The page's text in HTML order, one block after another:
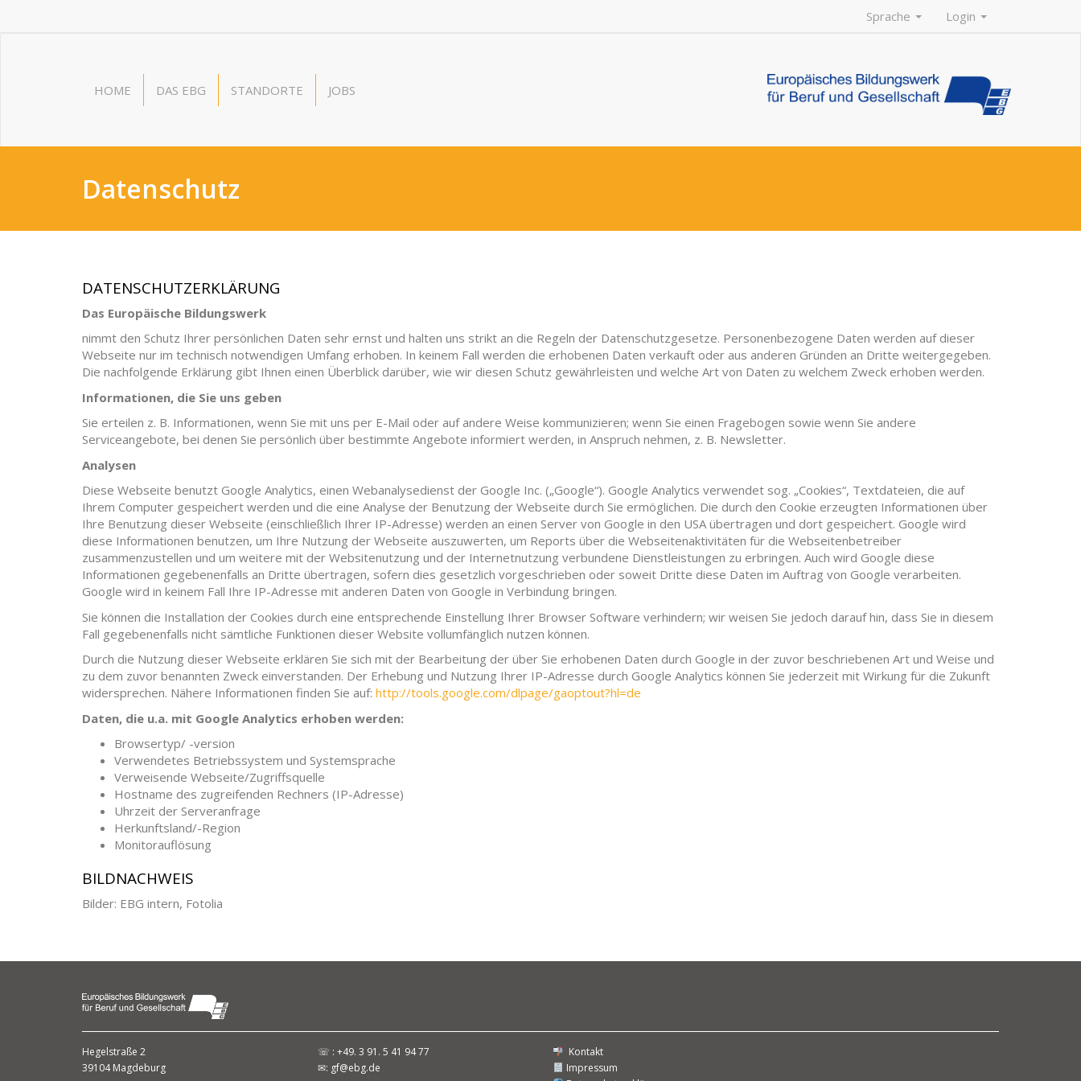
Sprache Login
HOME DAS EBG STANDORTE JOBS
Datenschutz
DATENSCHUTZERKLÄRUNG
Das Europäische Bildungswerk
nimmt den Schutz Ihrer persönlichen Daten sehr ernst und halten uns strikt an die Regeln der Datenschutzgesetze. Personenbezogene Daten werden auf dieser
Webseite nur im technisch notwendigen Umfang erhoben. In keinem Fall werden die erhobenen Daten verkauft oder aus anderen Gründen an Dritte weitergegeben.
Die nachfolgende Erklärung gibt Ihnen einen Überblick darüber, wie wir diesen Schutz gewährleisten und welche Art von Daten zu welchem Zweck erhoben werden.
Informationen, die Sie uns geben
Sie erteilen z. B. Informationen, wenn Sie mit uns per E-Mail oder auf andere Weise kommunizieren; wenn Sie einen Fragebogen sowie wenn Sie andere
Serviceangebote, bei denen Sie persönlich über bestimmte Angebote informiert werden, in Anspruch nehmen, z. B. Newsletter.
Analysen
Diese Webseite benutzt Google Analytics, einen Webanalysedienst der Google Inc. („Google“). Google Analytics verwendet sog. „Cookies“, Textdateien, die auf
Ihrem Computer gespeichert werden und die eine Analyse der Benutzung der Webseite durch Sie ermöglichen. Die durch den Cookie erzeugten Informationen über
Ihre Benutzung dieser Webseite (einschließlich Ihrer IP-Adresse) werden an einen Server von Google in den USA übertragen und dort gespeichert. Google wird
diese Informationen benutzen, um Ihre Nutzung der Webseite auszuwerten, um Reports über die Webseitenaktivitäten für die Webseitenbetreiber
zusammenzustellen und um weitere mit der Websitenutzung und der Internetnutzung verbundene Dienstleistungen zu erbringen. Auch wird Google diese
Informationen gegebenenfalls an Dritte übertragen, sofern dies gesetzlich vorgeschrieben oder soweit Dritte diese Daten im Auftrag von Google verarbeiten.
Google wird in keinem Fall Ihre IP-Adresse mit anderen Daten von Google in Verbindung bringen.
Sie können die Installation der Cookies durch eine entsprechende Einstellung Ihrer Browser Software verhindern; wir weisen Sie jedoch darauf hin, dass Sie in diesem
Fall gegebenenfalls nicht sämtliche Funktionen dieser Website vollumfänglich nutzen können.
Durch die Nutzung dieser Webseite erklären Sie sich mit der Bearbeitung der über Sie erhobenen Daten durch Google in der zuvor beschriebenen Art und Weise und
zu dem zuvor benannten Zweck einverstanden. Der Erhebung und Nutzung Ihrer IP-Adresse durch Google Analytics können Sie jederzeit mit Wirkung für die Zukunft
widersprechen. Nähere Informationen finden Sie auf: http://tools.google.com/dlpage/gaoptout?hl=de
Daten, die u.a. mit Google Analytics erhoben werden:
Browsertyp/ -version
Verwendetes Betriebssystem und Systemsprache
Verweisende Webseite/Zugriffsquelle
Hostname des zugreifenden Rechners (IP-Adresse)
Uhrzeit der Serveranfrage
Herkunftsland/-Region
Monitorauflösung
BILDNACHWEIS
Bilder: EBG intern, Fotolia
Hegelstraße 2
39104 Magdeburg
☏ : +49. 3 91. 5 41 94 77
✉: gf@ebg.de
Kontakt
Impressum